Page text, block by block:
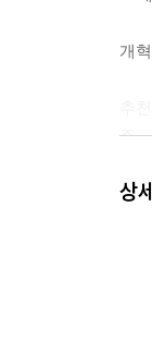
개
주
상